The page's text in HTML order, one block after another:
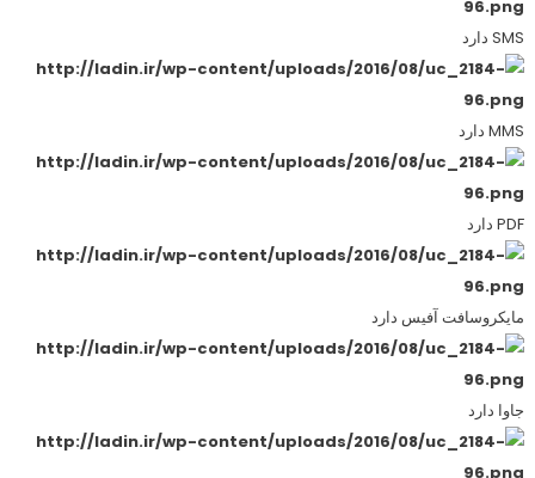
SMS دارد
MMS دارد
PDF دارد
مایکروسافت آفیس دارد
جاوا دارد